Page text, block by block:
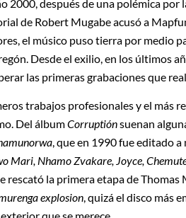
2000, después de una polémica
de Robert Mugabe acusó a
el músico puso tierra por medio
Desde el exilio, en los últimos
las primeras grabaciones que
trabajos profesionales y el más
Del álbumCorruptiónsuenan
, que en 1990 fue editado
Mari, Nhamo Zvakare, Joyce,
rescató la primera etapa de Thomas
explosion, quizá el disco más